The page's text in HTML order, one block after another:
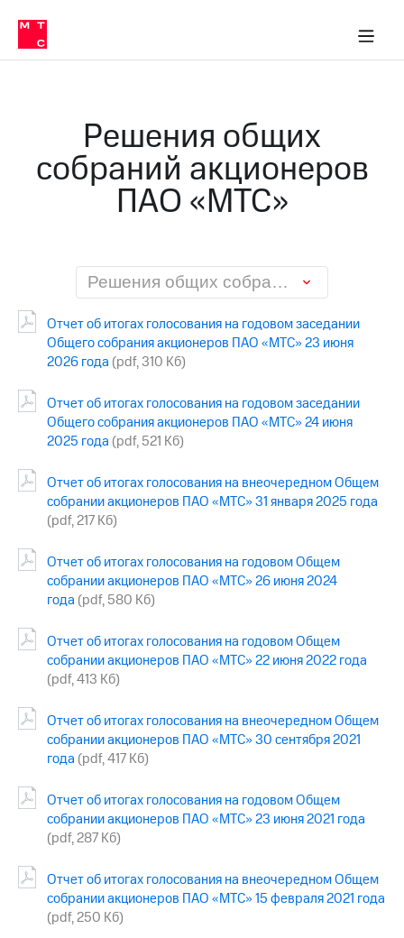
Медиа-центр
и акционерам
Устойчивое развитие
Комплаенс и деловая этика
компании
Карьера
в МТС
История
компании
Правовая
информация
Контакты
Медиа-центр
релизы
МТС
о технологиях
Достижения
Интервью
Финансовая
отчетность
Контакты
Новости
в
регионе
и акционерам
Корпоративное
управление
секретарь
Раскрытие
информации
Информация
Документы
ПАО
"МТС"
в МТС
Пресс-
релизы
Решения общих
собраний акционеров
ПАО «МТС»
Решения общих собраний акционеров ПАО «МТС»
Отчет об итогах голосования на годовом заседании
Общего собрания акционеров ПАО «МТС» 23 июня
2026 года (pdf, 310 Кб)
Отчет об итогах голосования на годовом заседании
Общего собрания акционеров ПАО «МТС» 24 июня
2025 года (pdf, 521 Кб)
Отчет об итогах голосования на внеочередном Общем
собрании акционеров ПАО «МТС» 31 января 2025 года
(pdf, 217 Кб)
Отчет об итогах голосования на годовом Общем
собрании акционеров ПАО «МТС» 26 июня 2024
года (pdf, 580 Кб)
Отчет об итогах голосования на годовом Общем
собрании акционеров ПАО «МТС» 22 июня 2022 года
(pdf, 413 Кб)
Отчет об итогах голосования на внеочередном Общем
собрании акционеров ПАО «МТС» 30 сентября 2021
года (pdf, 417 Кб)
Отчет об итогах голосования на годовом Общем
собрании акционеров ПАО «МТС» 23 июня 2021 года
(pdf, 287 Кб)
Отчет об итогах голосования на внеочередном Общем
собрании акционеров ПАО «МТС» 15 февраля 2021 года
(pdf, 250 Кб)